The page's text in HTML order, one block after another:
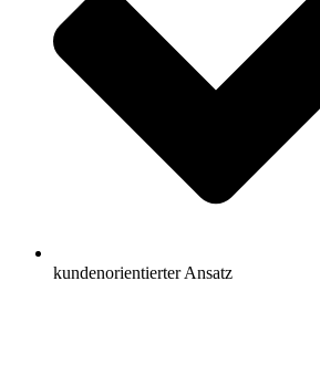
kundenorientierter Ansatz